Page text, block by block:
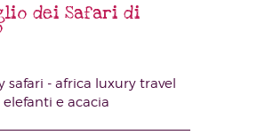
dei Safari di